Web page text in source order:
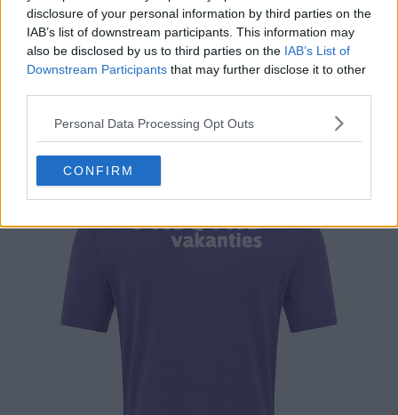
disclosure of your personal information by third parties on the
IAB’s list of downstream participants. This information may
also be disclosed by us to third parties on the IAB’s List of
Downstream Participants that may further disclose it to other
Personal Data Processing Opt Outs
CONFIRM